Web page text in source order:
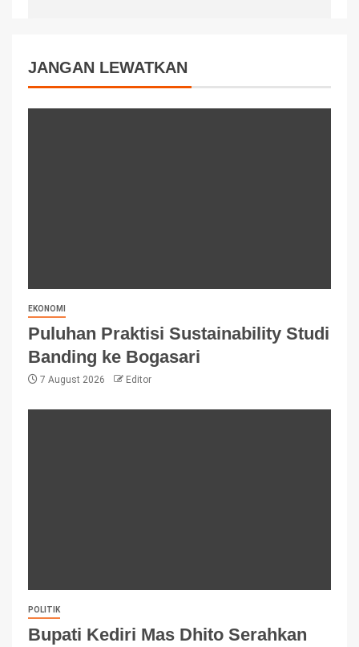
JANGAN LEWATKAN
EKONOMI
Puluhan Praktisi Sustainability Studi
Banding ke Bogasari
7 August 2026 Editor
POLITIK
Bupati Kediri Mas Dhito Serahkan